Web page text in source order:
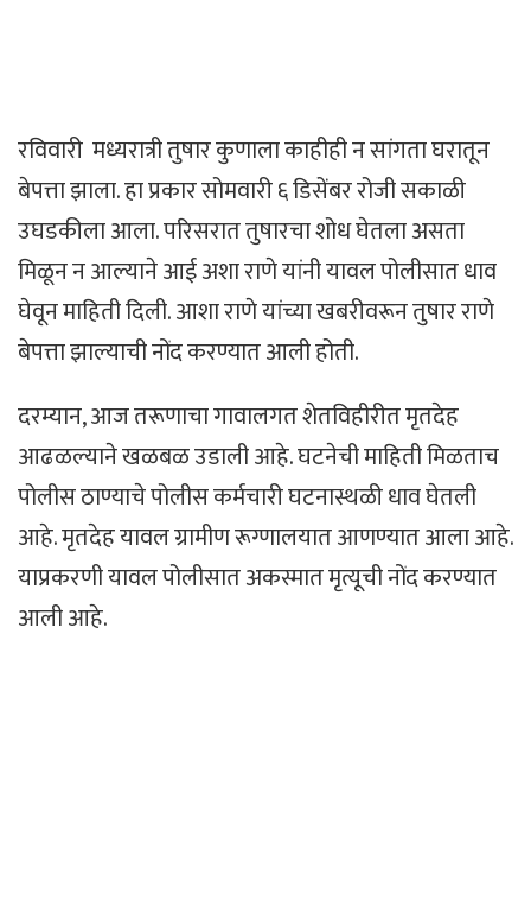
रविवारी मध्यरात्री तुषार कुणाला काहीही न सांगता घरातून
बेपत्ता झाला. हा प्रकार सोमवारी ६ डिसेंबर रोजी सकाळी
उघडकीला आला. परिसरात तुषारचा शोध घेतला असता
मिळून न आल्याने आई अशा राणे यांनी यावल पोलीसात धाव
घेवून माहिती दिली. आशा राणे यांच्या खबरीवरून तुषार राणे
बेपत्ता झाल्याची नोंद करण्यात आली होती.
दरम्यान, आज तरूणाचा गावालगत शेतविहीरीत मृतदेह
आढळल्याने खळबळ उडाली आहे. घटनेची माहिती मिळताच
पोलीस ठाण्याचे पोलीस कर्मचारी घटनास्थळी धाव घेतली
आहे. मृतदेह यावल ग्रामीण रूग्णालयात आणण्यात आला आहे.
याप्रकरणी यावल पोलीसात अकस्मात मृत्यूची नोंद करण्यात
आली आहे.